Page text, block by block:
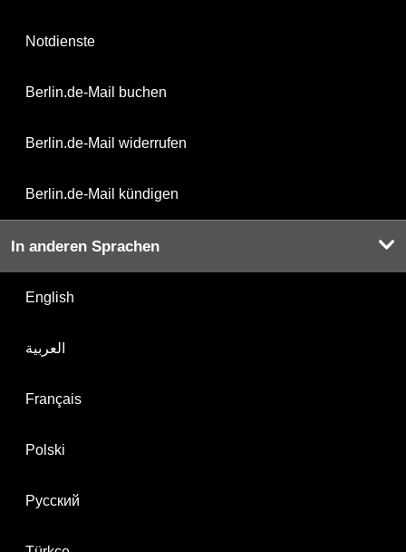
Notdienste
Berlin.de-Mail buchen
Berlin.de-Mail widerrufen
Berlin.de-Mail kündigen
In anderen Sprachen
English
العربية
Français
Polski
Русский